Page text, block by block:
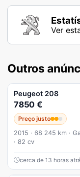
Ver
Outros
Peugeot 208
7850 €
Preço justo
2015 · 68 245 km ·
· 82 cv
cerca de 13 horas